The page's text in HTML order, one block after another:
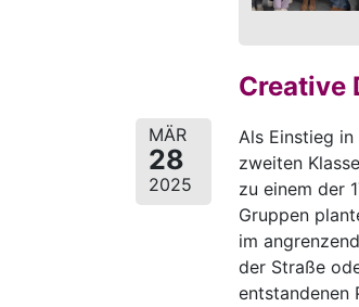
MÄR
28
2025
Creative
Als Einstieg in
zweiten
zu einem der
Gruppen
im
der Straße
entstandenen